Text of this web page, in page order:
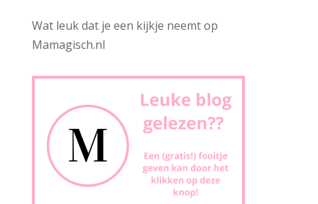
Wat leuk dat je een kijkje neemt op
Mamagisch.nl